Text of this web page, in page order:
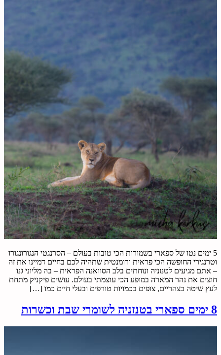
5 ימים נטו של ספארי בשמורות הכי טובות בעולם – הסרנגטי הנגורונגורו
וטרנגירי החופשה הכי פראית ורומנטית שתהיה לכם בחיים דמיינו את זה
– אתם מגיעים לטנזניה ונוחתים בלב הסוואנה הפראית – בה מליוני גנו
חוצים את נהר המארה במופע הכי עוצמתי בעולם. עושים פיקניק מתחת
לעץ שיטה בצהריים, צופים בכמויות טורפים ובעלי חיים כמו […]
8 ימים ספארי בטנזניה לשומרי שבת וכשרות